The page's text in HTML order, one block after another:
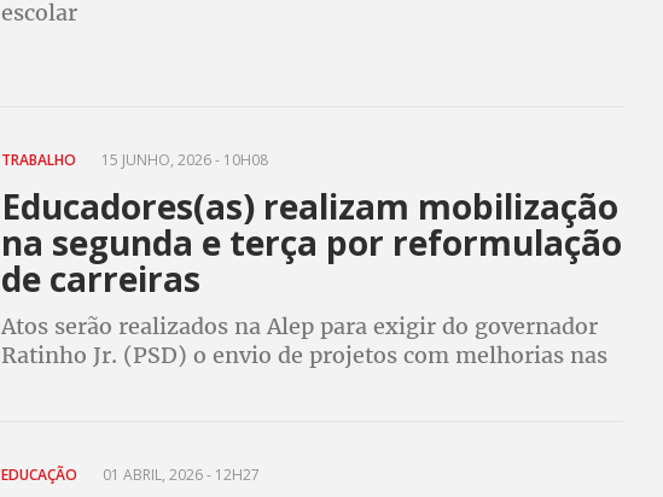
escolar
TRABALHO 15 JUNHO, 2026 - 10H08
Educadores(as) realizam mobilização
na segunda e terça por reformulação
de carreiras
Atos serão realizados na Alep para exigir do governador
Ratinho Jr. (PSD) o envio de projetos com melhorias nas
EDUCAÇÃO 01 ABRIL, 2026 - 12H27